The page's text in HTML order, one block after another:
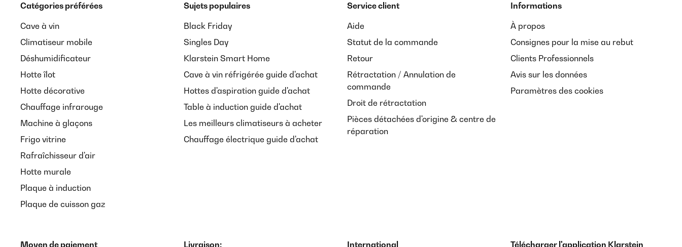
Catégories préférées
Cave à vin
Climatiseur mobile
Déshumidificateur
Hotte îlot
Hotte décorative
Chauffage infrarouge
Machine à glaçons
Frigo vitrine
Rafraîchisseur d'air
Hotte murale
Plaque à induction
Plaque de cuisson gaz
Sujets populaires
Black Friday
Singles Day
Klarstein Smart Home
Cave à vin réfrigérée guide d'achat
Hottes d'aspiration guide d'achat
Table à induction guide d'achat
Les meilleurs climatiseurs à acheter
Chauffage électrique guide d'achat
Service client
Aide
Statut de la commande
Retour
Rétractation / Annulation de
commande
Droit de rétractation
Pièces détachées d'origine & centre de
réparation
Informations
À propos
Consignes pour la mise au rebut
Clients Professionnels
Avis sur les données
Paramètres des cookies
Moyen de paiement Livraison: International Télécharger l'application Klarstein